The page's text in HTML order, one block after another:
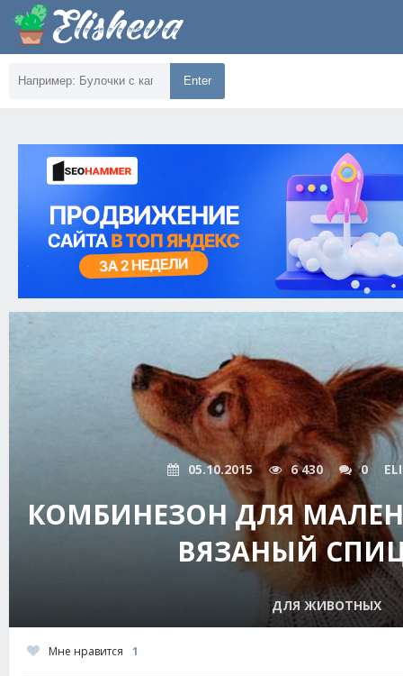
Enter
05.10.2015 6 430 0
КОМБИНЕЗОН ДЛЯ
ВЯЗАНЫЙ
ДЛЯ ЖИВОТНЫХ
Мне нравится 1